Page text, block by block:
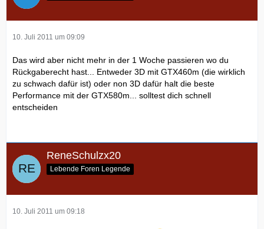
10. Juli 2011 um 09:09
Das wird aber nicht mehr in der 1 Woche passieren wo du
Rückgaberecht hast... Entweder 3D mit GTX460m (die wirklich
zu schwach dafür ist) oder non 3D dafür halt die beste
Performance mit der GTX580m... solltest dich schnell
entscheiden
ReneSchulzx20
Lebende Foren Legende
10. Juli 2011 um 09:18